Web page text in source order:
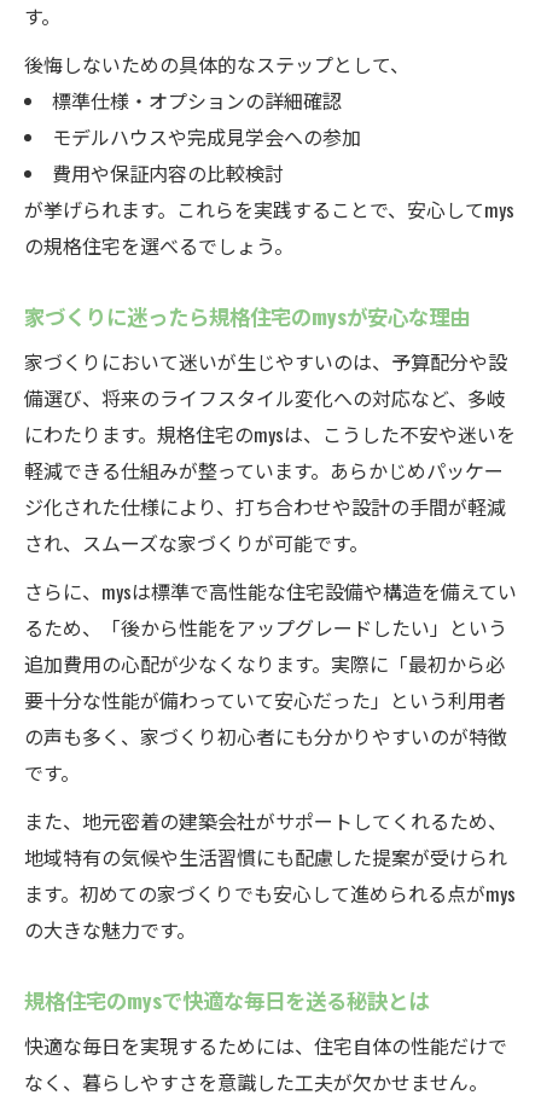
す。
後悔しないための具体的なステップとして、
標準仕様・オプションの詳細確認
モデルハウスや完成見学会への参加
費用や保証内容の比較検討
が挙げられます。これらを実践することで、安心してmys
の規格住宅を選べるでしょう。
家づくりに迷ったら規格住宅のmysが安心な理由
家づくりにおいて迷いが生じやすいのは、予算配分や設
備選び、将来のライフスタイル変化への対応など、多岐
にわたります。規格住宅のmysは、こうした不安や迷いを
軽減できる仕組みが整っています。あらかじめパッケー
ジ化された仕様により、打ち合わせや設計の手間が軽減
され、スムーズな家づくりが可能です。
さらに、mysは標準で高性能な住宅設備や構造を備えてい
るため、「後から性能をアップグレードしたい」という
追加費用の心配が少なくなります。実際に「最初から必
要十分な性能が備わっていて安心だった」という利用者
の声も多く、家づくり初心者にも分かりやすいのが特徴
です。
また、地元密着の建築会社がサポートしてくれるため、
地域特有の気候や生活習慣にも配慮した提案が受けられ
ます。初めての家づくりでも安心して進められる点がmys
の大きな魅力です。
規格住宅のmysで快適な毎日を送る秘訣とは
快適な毎日を実現するためには、住宅自体の性能だけで
なく、暮らしやすさを意識した工夫が欠かせません。